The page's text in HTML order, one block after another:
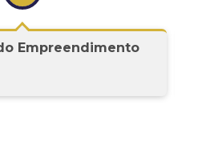
da Atual Gestão